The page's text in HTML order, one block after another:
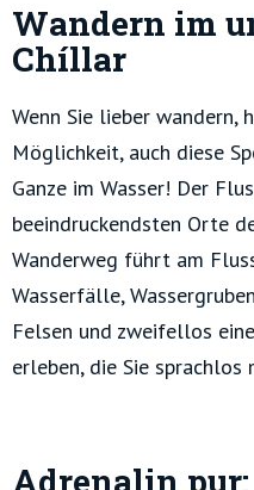
Wandern im
Chíllar
Wenn Sie lieber wandern,
Möglichkeit, auch diese
Ganze im Wasser! Der
beeindruckendsten Orte
Wanderweg führt am
Wasserfälle,
Felsen und zweifellos
erleben, die Sie sprachlos